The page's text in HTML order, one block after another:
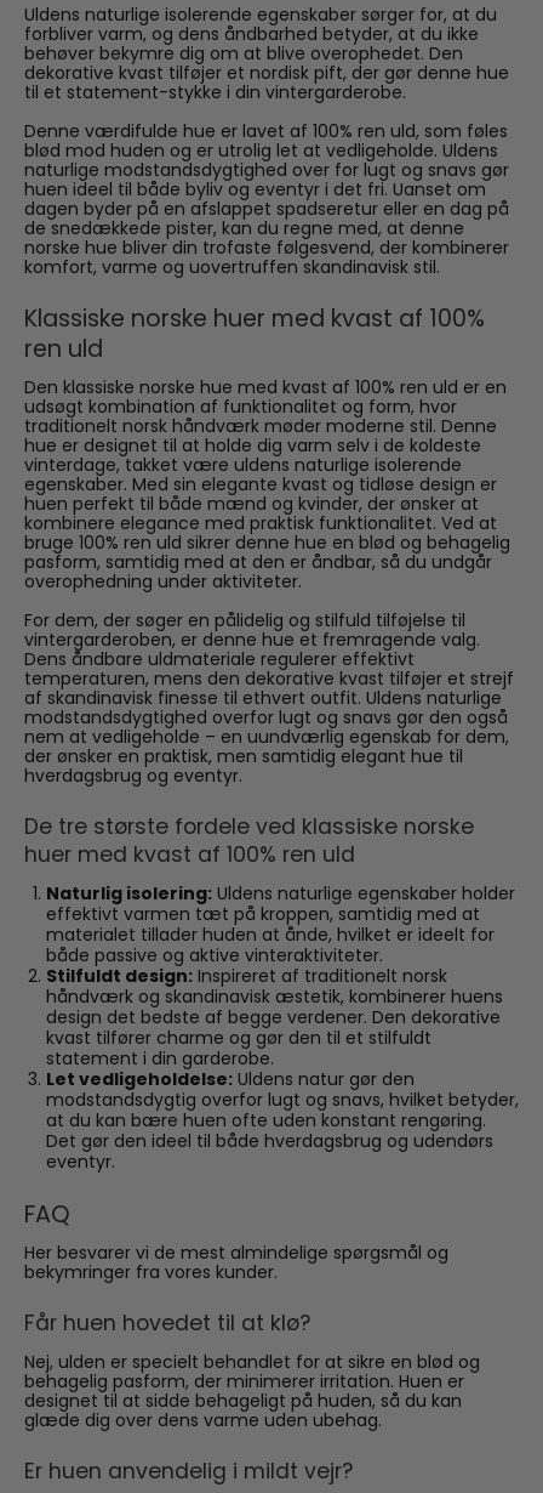
Uldens naturlige isolerende egenskaber sørger for, at du
forbliver varm, og dens åndbarhed betyder, at du ikke
behøver bekymre dig om at blive overophedet. Den
dekorative kvast tilføjer et nordisk pift, der gør denne hue
til et statement-stykke i din vintergarderobe.
Denne værdifulde hue er lavet af 100% ren uld, som føles
blød mod huden og er utrolig let at vedligeholde. Uldens
naturlige modstandsdygtighed over for lugt og snavs gør
huen ideel til både byliv og eventyr i det fri. Uanset om
dagen byder på en afslappet spadseretur eller en dag på
de snedækkede pister, kan du regne med, at denne
norske hue bliver din trofaste følgesvend, der kombinerer
komfort, varme og uovertruffen skandinavisk stil.
Klassiske norske huer med kvast af 100%
ren uld
Den klassiske norske hue med kvast af 100% ren uld er en
udsøgt kombination af funktionalitet og form, hvor
traditionelt norsk håndværk møder moderne stil. Denne
hue er designet til at holde dig varm selv i de koldeste
vinterdage, takket være uldens naturlige isolerende
egenskaber. Med sin elegante kvast og tidløse design er
huen perfekt til både mænd og kvinder, der ønsker at
kombinere elegance med praktisk funktionalitet. Ved at
bruge 100% ren uld sikrer denne hue en blød og behagelig
pasform, samtidig med at den er åndbar, så du undgår
overophedning under aktiviteter.
For dem, der søger en pålidelig og stilfuld tilføjelse til
vintergarderoben, er denne hue et fremragende valg.
Dens åndbare uldmateriale regulerer effektivt
temperaturen, mens den dekorative kvast tilføjer et strejf
af skandinavisk finesse til ethvert outfit. Uldens naturlige
modstandsdygtighed overfor lugt og snavs gør den også
nem at vedligeholde – en uundværlig egenskab for dem,
der ønsker en praktisk, men samtidig elegant hue til
hverdagsbrug og eventyr.
De tre største fordele ved klassiske norske
huer med kvast af 100% ren uld
Naturlig isolering:Uldens naturlige egenskaber holder
effektivt varmen tæt på kroppen, samtidig med at
materialet tillader huden at ånde, hvilket er ideelt for
både passive og aktive vinteraktiviteter.
Stilfuldt design:Inspireret af traditionelt norsk
håndværk og skandinavisk æstetik, kombinerer huens
design det bedste af begge verdener. Den dekorative
kvast tilfører charme og gør den til et stilfuldt
statement i din garderobe.
Let vedligeholdelse:Uldens natur gør den
modstandsdygtig overfor lugt og snavs, hvilket betyder,
at du kan bære huen ofte uden konstant rengøring.
Det gør den ideel til både hverdagsbrug og udendørs
eventyr.
FAQ
Her besvarer vi de mest almindelige spørgsmål og
bekymringer fra vores kunder.
Får huen hovedet til at klø?
Nej, ulden er specielt behandlet for at sikre en blød og
behagelig pasform, der minimerer irritation. Huen er
designet til at sidde behageligt på huden, så du kan
glæde dig over dens varme uden ubehag.
Er huen anvendelig i mildt vejr?